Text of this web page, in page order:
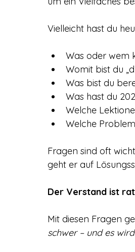
Vielleicht hast du
Was oder wem
Womit bist du
Was bist du
Was hast du
Welche
Welche
Fragen sind oft
geht er auf
Der Verstand ist
Mit diesen Fragen
schwer – und es